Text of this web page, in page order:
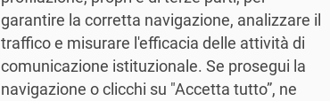
Vai al corso >
LAUREA MAGISTRALE
garantire la corretta navigazione, analizzare il
traffico e misurare l'efficacia delle attività di
comunicazione istituzionale. Se prosegui la
navigazione o clicchi su "Accetta tutto”, ne